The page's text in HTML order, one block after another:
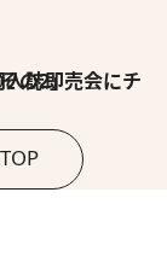
ャレンジ その2」